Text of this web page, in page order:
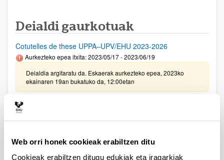
Web orri honek cookieak erabiltzen ditu
Cookieak erabiltzen ditugu edukiak eta iragarkiak
Deialdi gaurkotuak
Cotutelles de these UPPA–UPV/EHU 2023-2026
Aurkezteko epea itxita: 2023/05/17 - 2023/06/19
Deialdia argitaratu da. Eskaerak aurkezteko epea, 2023ko
ekainaren 19an bukatuko da, 12:00etan
UPV/EHU eta Vital Fundazioaren arteko ikerketa
proiektuetarako deialdia 2023
2023/05/31 Emandako eta ukatutako eskaeren behin betiko